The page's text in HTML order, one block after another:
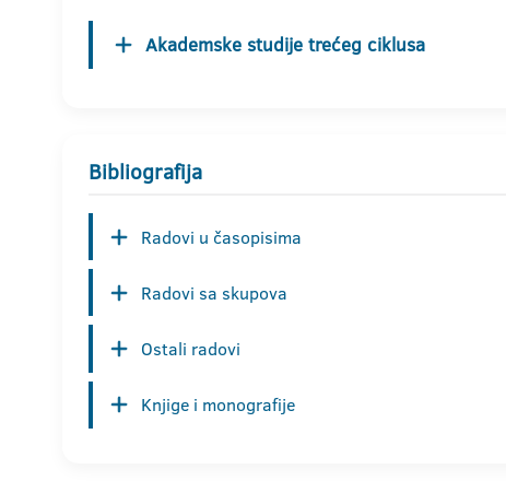
Akademske studije trećeg ciklusa
Bibliografija
Radovi u časopisima
Radovi sa skupova
Ostali radovi
Knjige i monografije